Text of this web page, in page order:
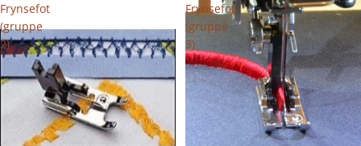
Frynsefot
(gruppe
2)
Frynsefot
(gruppe
3)